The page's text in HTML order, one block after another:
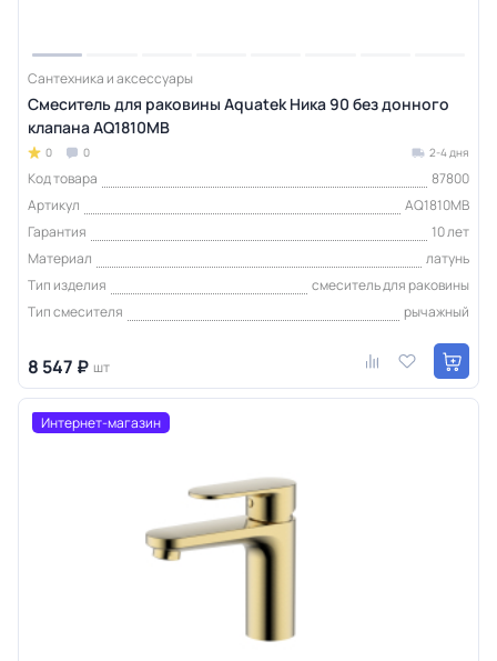
Сантехника и аксессуары
Смеситель для раковины Aquatek Ника 90 без донного
клапана AQ1810MB
0 0 2-4 дня
Код товара
87800
Артикул
AQ1810MB
Гарантия
10 лет
Материал
латунь
Тип изделия
смеситель для раковины
Тип смесителя
рычажный
8 547 ₽ шт
Интернет-магазин